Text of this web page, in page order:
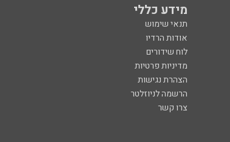
מידע כללי
תנאי שימוש
אודות הרדיו
לוח שידורים
מדיניות פרטיות
הצהרת נגישות
הרשמה לניוזלטר
צרו קשר